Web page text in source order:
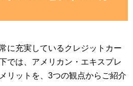
に充実しているクレジットカー
では、アメリカン・エキスプレ
リットを、3つの観点からご紹介